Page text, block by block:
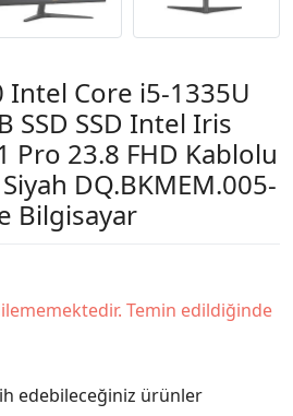
Intel Core i5-1335U
SSD SSD Intel Iris
Pro 23.8 FHD Kablolu
DQ.BKMEM.005-
Bilgisayar
Temin edildiğinde
edebileceğiniz ürünler